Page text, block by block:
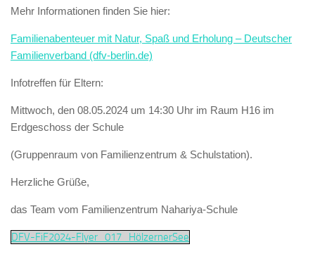
Mehr Informationen finden Sie hier:
Familienabenteuer mit Natur, Spaß und Erholung – Deutscher
Familienverband (dfv-berlin.de)
Infotreffen für Eltern:
Mittwoch, den 08.05.2024 um 14:30 Uhr im Raum H16 im
Erdgeschoss der Schule
(Gruppenraum von Familienzentrum & Schulstation).
Herzliche Grüße,
das Team vom Familienzentrum Nahariya-Schule
DFV-FiF2024-Flyer_017_HölzernerSee